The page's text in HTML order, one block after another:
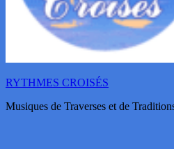
RYTHMES CROISÉS
Musiques de Traverses et de